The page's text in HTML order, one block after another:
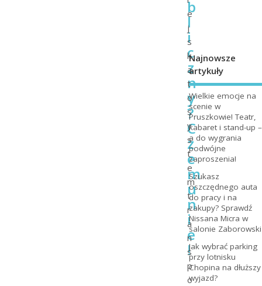
b
l
i
c
z
n
y
?
C
z
e
m
u
n
i
e
!
e
j
s
k
a
t
o
s
y
s
t
e
m
t
r
a
n
s
p
o
Najnowsze
artykuły
Wielkie emocje na
scenie w
Pruszkowie! Teatr,
kabaret i stand-up –
a do wygrania
podwójne
zaproszenia!
Szukasz
oszczędnego auta
do pracy i na
zakupy? Sprawdź
Nissana Micra w
salonie Zaborowski
Jak wybrać parking
przy lotnisku
Chopina na dłuższy
wyjazd?